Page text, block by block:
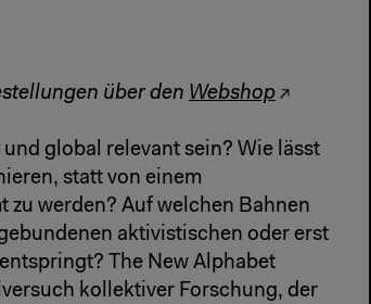
über den Webshop
global relevant sein? Wie lässt
statt von einem
werden? Auf welchen Bahnen
aktivistischen oder erst
The New Alphabet
kollektiver Forschung, der